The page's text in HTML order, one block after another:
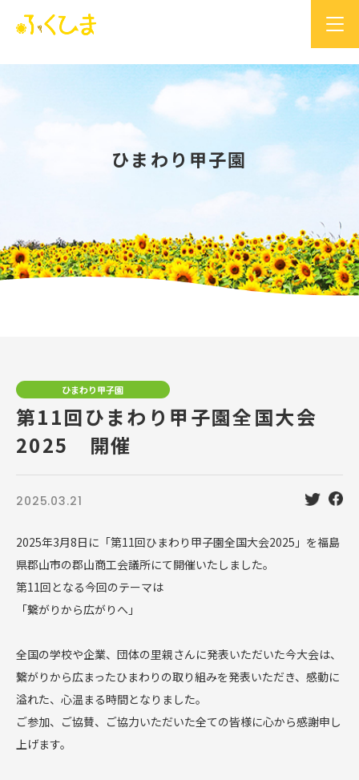
ひまわり甲子園
ひまわり甲子園
第11回ひまわり甲子園全国大会
2025 開催
2025.03.21
2025年3月8日に「第11回ひまわり甲子園全国大会2025 」を福島
県郡山市の郡山商工会議所にて開催いたしました。
第11回となる今回のテーマは
「繋がりから広がりへ」
全国の学校や企業、団体の里親さんに発表いただいた今大会は、
繋がりから広まったひまわりの取り組みを発表いただき、感動に
溢れた、心温まる時間となりました。
ご参加、ご協賛、ご協力いただいた全ての皆様に心から感謝申し
上げます。